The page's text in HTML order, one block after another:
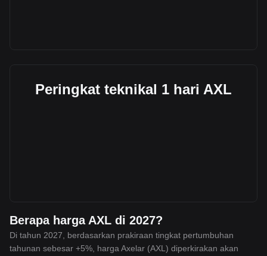
Peringkat teknikal 1 hari AXL
Berapa harga AXL di 2027?
Di tahun 2027, berdasarkan prakiraan tingkat pertumbuhan
tahunan sebesar +5%, harga Axelar (AXL) diperkirakan akan